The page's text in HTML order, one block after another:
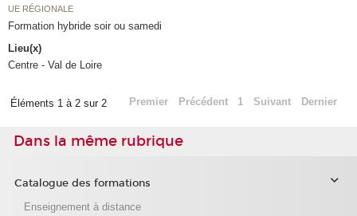
UE RÉGIONALE
Formation hybride soir ou samedi
Lieu(x)
Centre - Val de Loire
Éléments 1 à 2 sur 2 Premier Précédent 1 Suivant Dernier
Dans la même rubrique
Catalogue des formations
Enseignement à distance